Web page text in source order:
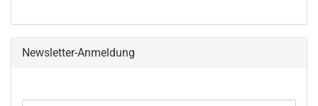
Newsletter-Anmeldung